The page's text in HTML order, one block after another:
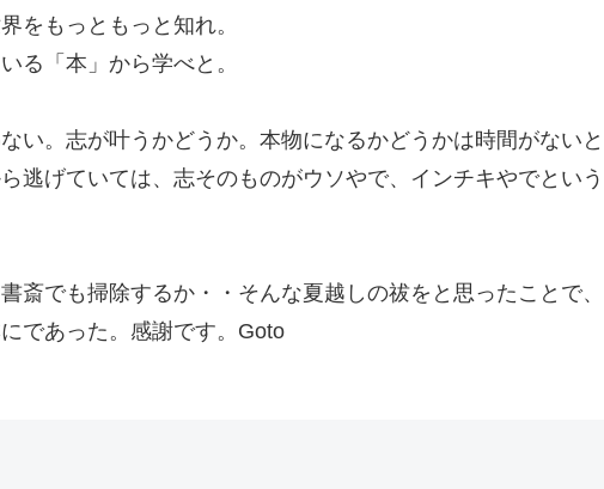
をもっともっと知れ。
る「本」から学べと。
い。志が叶うかどうか。本物になるかどうかは時間がないと
逃げていては、志そのものがウソやで、インチキやでという
斎でも掃除するか・・そんな夏越しの祓をと思ったことで、
であった。感謝です。Goto